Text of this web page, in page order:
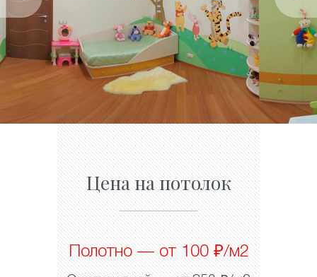
Цена на потолок
Полотно — от 100 ₽/м2